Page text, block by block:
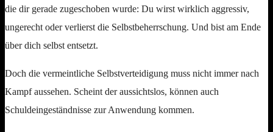
die dir gerade zugeschoben wurde: Du wirst wirklich aggressiv,
ungerecht oder verlierst die Selbstbeherrschung. Und bist am Ende
über dich selbst entsetzt.
Doch die vermeintliche Selbstverteidigung muss nicht immer nach
Kampf aussehen. Scheint der aussichtslos, können auch
Schuldeingeständnisse zur Anwendung kommen.